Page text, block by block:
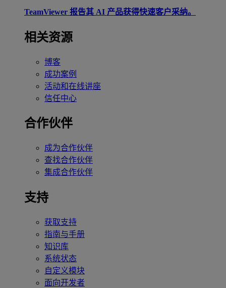
TeamViewer 报告其 AI 产品获得快速客户采纳。
相关资源
博客
成功案例
活动和在线讲座
信任中心
合作伙伴
成为合作伙伴
查找合作伙伴
集成合作伙伴
支持
获取支持
指南与手册
知识库
系统状态
自定义模块
面向开发者